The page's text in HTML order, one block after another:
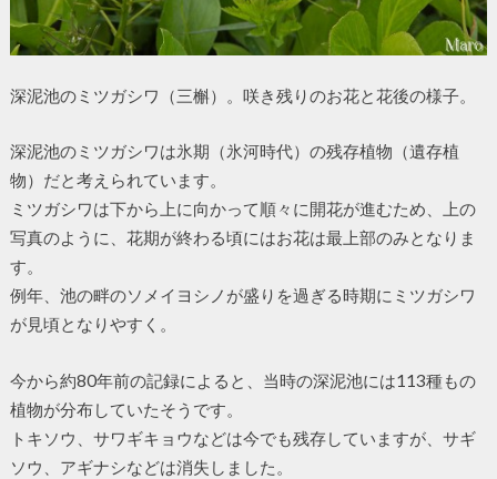
深泥池のミツガシワ（三槲）。咲き残りのお花と花後の様子。
深泥池のミツガシワは氷期（氷河時代）の残存植物（遺存植
物）だと考えられています。
ミツガシワは下から上に向かって順々に開花が進むため、上の
写真のように、花期が終わる頃にはお花は最上部のみとなりま
す。
例年、池の畔のソメイヨシノが盛りを過ぎる時期にミツガシワ
が見頃となりやすく。
今から約80年前の記録によると、当時の深泥池には113種もの
植物が分布していたそうです。
トキソウ、サワギキョウなどは今でも残存していますが、サギ
ソウ、アギナシなどは消失しました。